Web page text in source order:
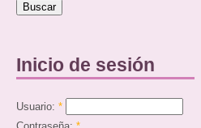
Inicio de sesión
Usuario: *